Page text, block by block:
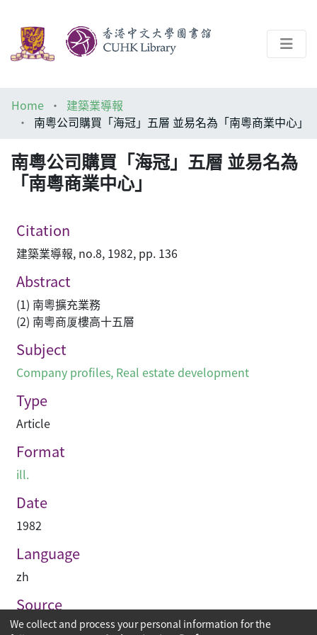
Help
Home
建築業導報
南粵公司購買「海冠」五層 並易名為「南粵商業中心」
南粵公司購買「海冠」五層 並易名為
「南粵商業中心」
Citation
建築業導報, no.8, 1982, pp. 136
Abstract
(1) 南粵擴充業務
(2) 南粵商厦樓高十五層
Subject
Company profiles, Real estate development
Type
Article
Format
ill.
Date
1982
Language
zh
Source
建築業導報
We collect and process your personal information for the